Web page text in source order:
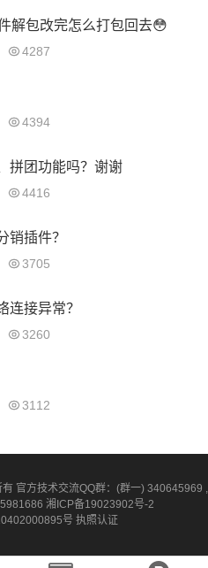
解包改完怎么打包回去😳
4287
4394
拼团功能吗？谢谢
4416
销插件？
3705
连接异常？
3260
3112
官方技术交流QQ群：(群一) 340645969 ,
湘ICP备19023902号-2
号 执照认证